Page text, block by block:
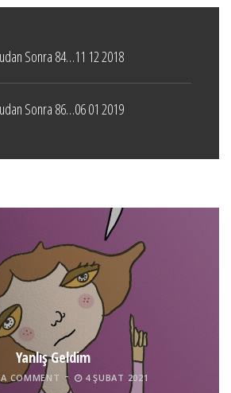
Sonra 84…11 12 2018
Sonra 86…06 01 2019
Yanlış Geldim
COMMENT 4 ŞUBAT 2021
Tel İnsan